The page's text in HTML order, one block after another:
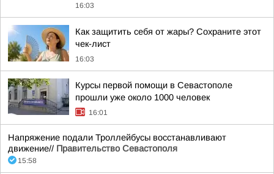
16:03
Как защитить себя от жары? Сохраните этот
чек-лист
16:03
Курсы первой помощи в Севастополе
прошли уже около 1000 человек
16:01
Напряжение подали Троллейбусы восстанавливают
движение// Правительство Севастополя
15:58